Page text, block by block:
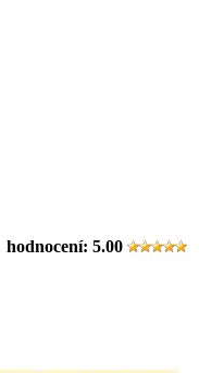
hodnocení: 5.00